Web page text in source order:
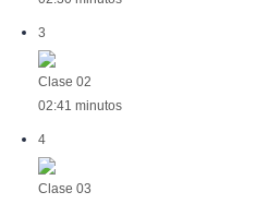
3
Clase 02
02:41 minutos
4
Clase 03